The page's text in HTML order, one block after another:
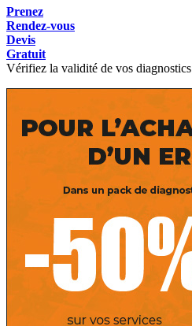
Prenez
Rendez-vous
Devis
Gratuit
Vérifiez la validité de vos diagnostics